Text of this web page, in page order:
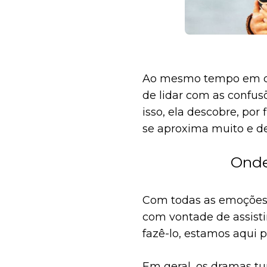
Ao mesmo tempo em
de lidar com as
isso, ela descobre,
se aproxima muito e
Com todas as
com vontade de
fazê-lo, estamos aqui